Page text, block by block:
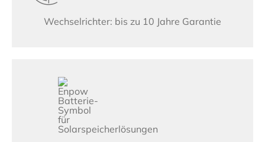
Wechselrichter: bis zu 10 Jahre Garantie